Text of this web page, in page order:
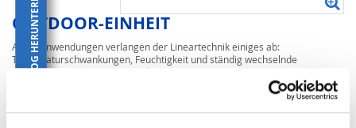
KATALOG HERUNTERLADEN
OUTDOOR-EINHEIT
Außenanwendungen verlangen der Lineartechnik einiges ab:
Temperaturschwankungen, Feuchtigkeit und ständig wechselnde
Bedingungen gehören hier einfach dazu.
Genau dafür haben wir die HSB-sigma® ZRX „Outdoor Einheit“ entwickelt.
Mit Zahnriemenantrieb und Rollenführung verbindet sie Dynamik mit